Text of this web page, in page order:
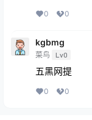
0 0
kgbmg
菜鸟 Lv0
五黑网提
0 0